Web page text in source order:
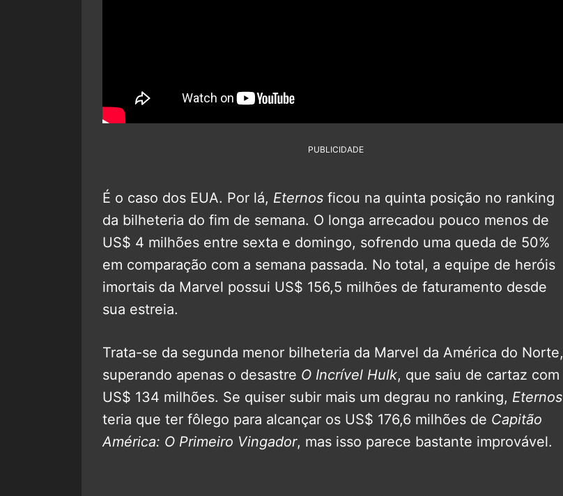
PUBLICIDADE
É o caso dos EUA. Por lá, Eternos ficou na quinta posição no ranking
da bilheteria do fim de semana. O longa arrecadou pouco menos de
US$ 4 milhões entre sexta e domingo, sofrendo uma queda de 50%
em comparação com a semana passada. No total, a equipe de heróis
imortais da Marvel possui US$ 156,5 milhões de faturamento desde
sua estreia.
Trata-se da segunda menor bilheteria da Marvel da América do Norte,
superando apenas o desastre O Incrível Hulk, que saiu de cartaz com
US$ 134 milhões. Se quiser subir mais um degrau no ranking, Eternos
teria que ter fôlego para alcançar os US$ 176,6 milhões de Capitão
América: O Primeiro Vingador, mas isso parece bastante improvável.